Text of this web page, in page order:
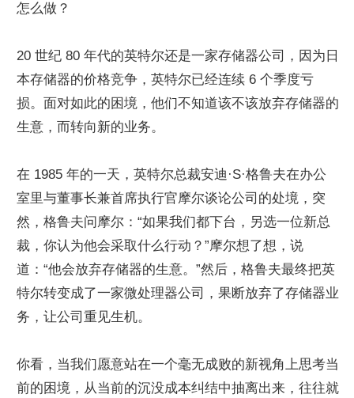
怎么做？
20 世纪 80 年代的英特尔还是一家存储器公司，因为日
本存储器的价格竞争，英特尔已经连续 6 个季度亏
损。面对如此的困境，他们不知道该不该放弃存储器的
生意，而转向新的业务。
在 1985 年的一天，英特尔总裁安迪·S·格鲁夫在办公
室里与董事长兼首席执行官摩尔谈论公司的处境，突
然，格鲁夫问摩尔：“如果我们都下台，另选一位新总
裁，你认为他会采取什么行动？”摩尔想了想，说
道：“他会放弃存储器的生意。”然后，格鲁夫最终把英
特尔转变成了一家微处理器公司，果断放弃了存储器业
务，让公司重见生机。
你看，当我们愿意站在一个毫无成败的新视角上思考当
前的困境，从当前的沉没成本纠结中抽离出来，往往就